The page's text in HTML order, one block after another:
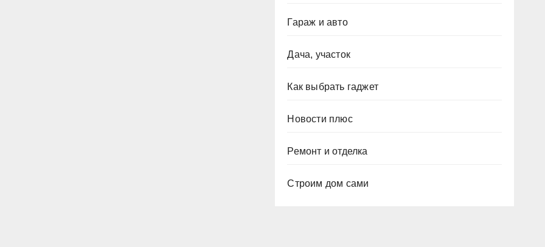
Гараж и авто
Дача, участок
Как выбрать гаджет
Новости плюс
Ремонт и отделка
Строим дом сами